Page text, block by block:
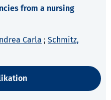
from a nursing
Carla ; Schmitz,